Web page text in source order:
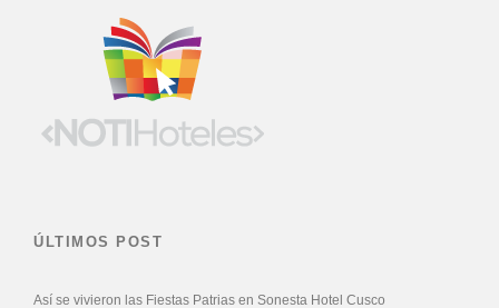
ÚLTIMOS POST
Así se vivieron las Fiestas Patrias en Sonesta Hotel Cusco